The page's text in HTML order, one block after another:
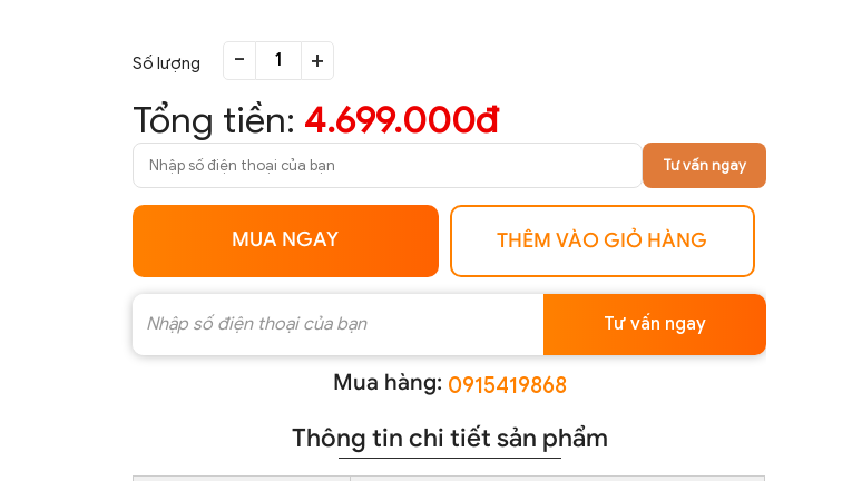
Số lượng - +
Tổng tiền: 4.699.000đ
Tư vấn ngay
MUA NGAY THÊM VÀO GIỎ HÀNG
Tư vấn ngay
Mua hàng: 0915419868
Thông tin chi tiết sản phẩm